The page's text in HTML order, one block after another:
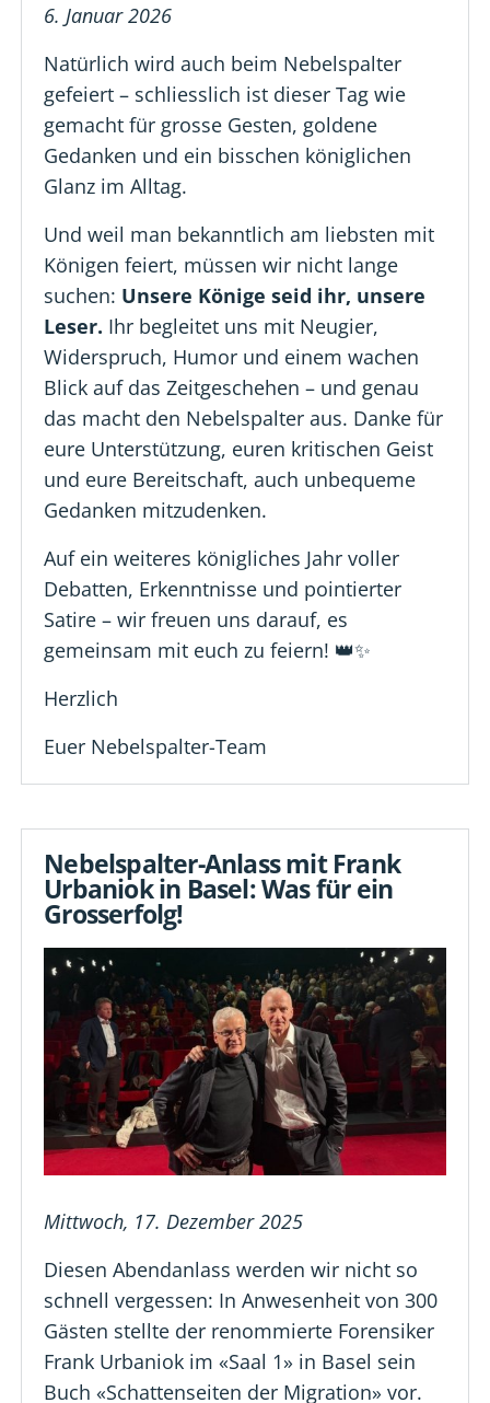
6. Januar 2026
Natürlich wird auch beim Nebelspalter
gefeiert – schliesslich ist dieser Tag wie
gemacht für grosse Gesten, goldene
Gedanken und ein bisschen königlichen
Glanz im Alltag.
Und weil man bekanntlich am liebsten mit
Königen feiert, müssen wir nicht lange
suchen: Unsere Könige seid ihr, unsere
Leser. Ihr begleitet uns mit Neugier,
Widerspruch, Humor und einem wachen
Blick auf das Zeitgeschehen – und genau
das macht den Nebelspalter aus. Danke für
eure Unterstützung, euren kritischen Geist
und eure Bereitschaft, auch unbequeme
Gedanken mitzudenken.
Auf ein weiteres königliches Jahr voller
Debatten, Erkenntnisse und pointierter
Satire – wir freuen uns darauf, es
gemeinsam mit euch zu feiern! 👑✨
Herzlich
Euer Nebelspalter-Team
Nebelspalter-Anlass mit Frank
Urbaniok in Basel: Was für ein
Grosserfolg!
Mittwoch, 17. Dezember 2025
Diesen Abendanlass werden wir nicht so
schnell vergessen: In Anwesenheit von 300
Gästen stellte der renommierte Forensiker
Frank Urbaniok im «Saal 1» in Basel sein
Buch «Schattenseiten der Migration» vor.